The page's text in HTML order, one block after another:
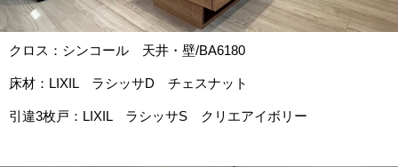
クロス：シンコール 天井・壁/BA6180
床材：LIXIL ラシッサD チェスナット
引違3枚戸：LIXIL ラシッサS クリエアイボリー